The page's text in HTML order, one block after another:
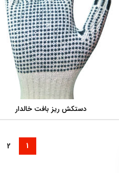
اطلاعات بیشتر
دستکش ریز بافت خالدار
1
2